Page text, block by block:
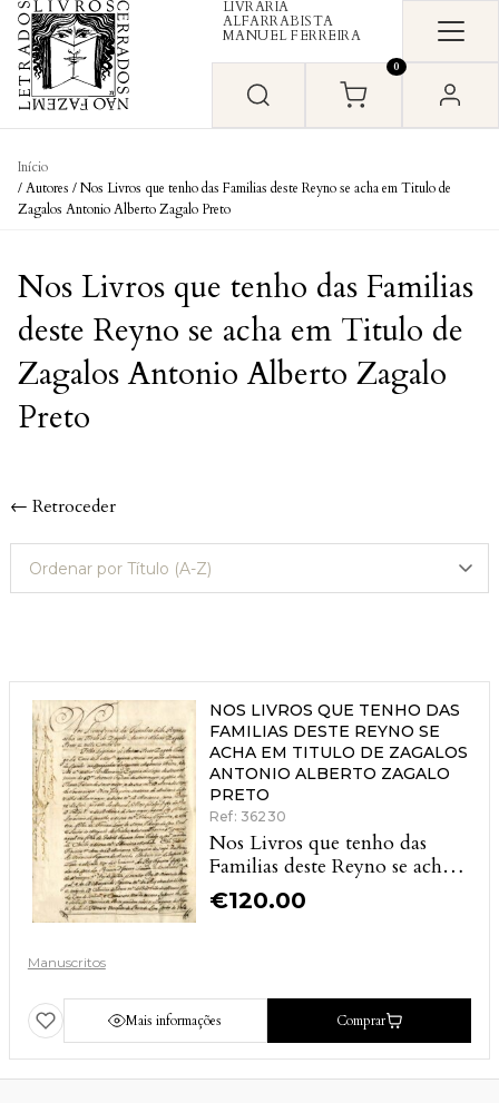
Skip to content
LIVRARIA
ALFARRABISTA
MANUEL FERREIRA
0
Início
/ Autores / Nos Livros que tenho das Familias deste Reyno se acha em Titulo de
Zagalos Antonio Alberto Zagalo Preto
Nos Livros que tenho das Familias
deste Reyno se acha em Titulo de
Zagalos Antonio Alberto Zagalo
Preto
← Retroceder
NOS LIVROS QUE TENHO DAS
FAMILIAS DESTE REYNO SE
ACHA EM TITULO DE ZAGALOS
ANTONIO ALBERTO ZAGALO
PRETO
Ref: 36230
Nos Livros que tenho das
Familias deste Reyno se acha
em Titulo de Zagalos Antonio
Alberto Zagalo Preto
€120.00
Manuscritos
Mais informações Comprar